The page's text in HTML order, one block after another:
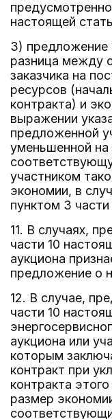
настоящей
3) предложение
разница между
заказчика на
ресурсов
контракта) и
выражении
предложенной
уменьшенной на
участником
экономии, в
пунктом 3
11. В случаях,
части 10
аукциона
предложение о
12. В случае,
части 10
аукциона или
которым
контракт при
контракта
размер